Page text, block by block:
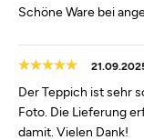
Schöne Ware bei
Der Teppich ist sehr
Foto. Die Lieferung
damit. Vielen Dank!